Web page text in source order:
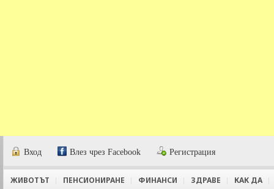
Вход Влез чрез Facebook Регистрация
ЖИВОТЪТ ПЕНСИОНИРАНЕ ФИНАНСИ ЗДРАВЕ КАК ДА